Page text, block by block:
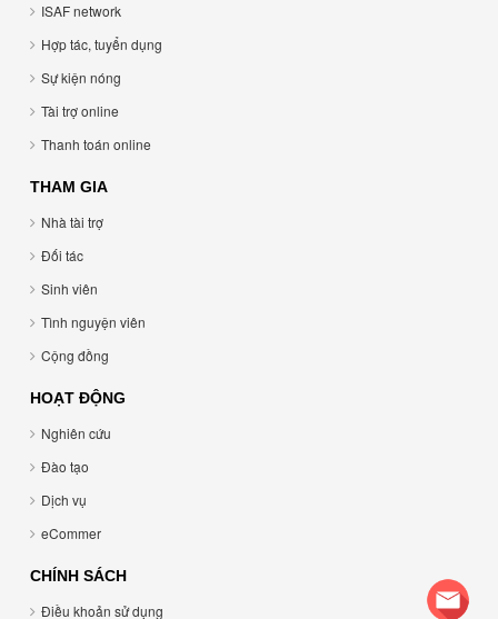
ISAF network
Hợp tác, tuyển dụng
Sự kiện nóng
Tài trợ online
Thanh toán online
THAM GIA
Nhà tài trợ
Đối tác
Sinh viên
Tình nguyện viên
Cộng đồng
HOẠT ĐỘNG
Nghiên cứu
Đào tạo
Dịch vụ
eCommer
CHÍNH SÁCH
Điều khoản sử dụng